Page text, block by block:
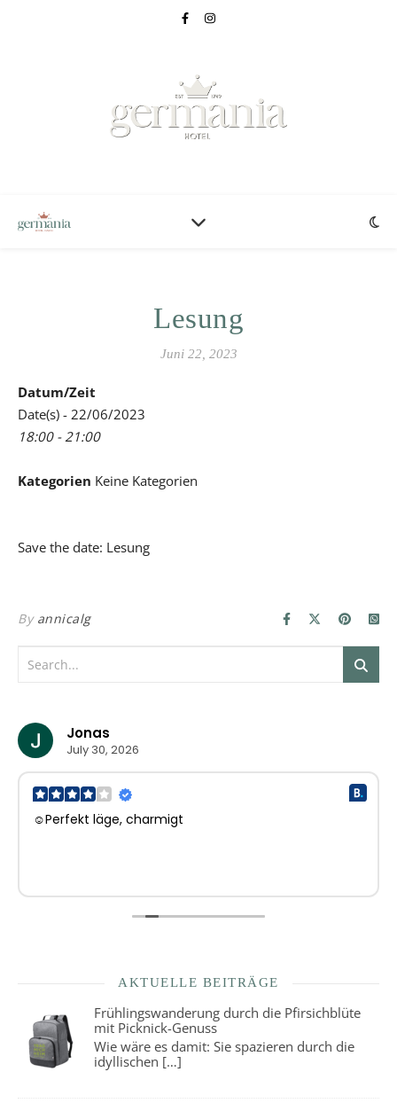
Lesung
Juni 22, 2023
Datum/Zeit
Date(s) - 22/06/2023
18:00 - 21:00
Kategorien Keine Kategorien
Save the date: Lesung
By annicalg
Jonas
July 30, 2026
☺Perfekt läge, charmigt
AKTUELLE BEITRÄGE
Frühlingswanderung durch die Pfirsichblüte
mit Picknick-Genuss
Wie wäre es damit: Sie spazieren durch die
idyllischen […]